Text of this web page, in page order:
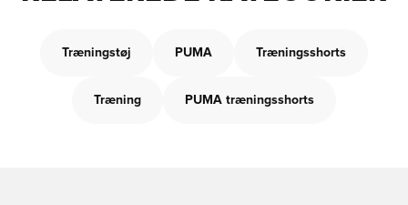
Træningstøj PUMA Træningsshorts
Træning PUMA træningsshorts